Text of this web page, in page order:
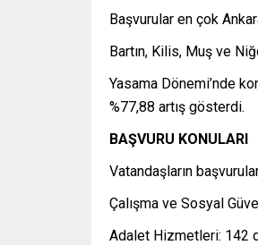
Başvurular en çok
Bartın, Kilis, Muş ve
Yasama Dönemi’nde
%77,88 artış gösterdi.
BAŞVURU KONULARI
Vatandaşların
Çalışma ve Sosyal
Adalet Hizmetleri: 142